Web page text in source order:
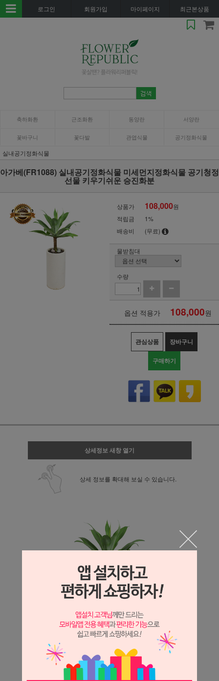
로그인 회원가입 마이페이지 최근본상품
축하화환 근조화환 동양란 서양란
꽃바구니 꽃다발 관엽식물 공기정화식물
실내공기정화식물
아가베(FR1088) 실내공기정화식물 미세먼지정화식물 공기청정
선물 키우기쉬운 승진화분
상품가 108,000원
적립금
1%
배송비
(무료)
물받침대
수량
옵션 적용가 108,000원
관심상품 장바구니
구매하기
상세정보 새창 열기
상세 정보를 확대해 보실 수 있습니다.